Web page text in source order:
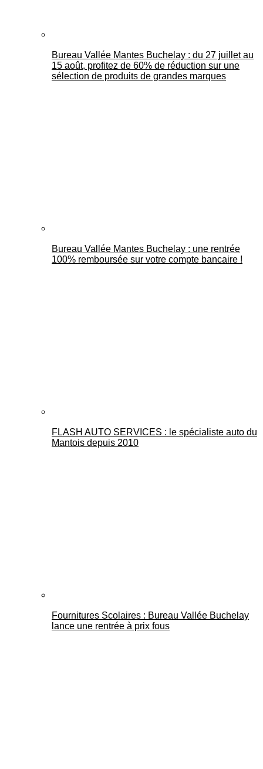
Bureau Vallée Mantes Buchelay : du 27 juillet au
15 août, profitez de 60% de réduction sur une
sélection de produits de grandes marques
Bureau Vallée Mantes Buchelay : une rentrée
100% remboursée sur votre compte bancaire !
FLASH AUTO SERVICES : le spécialiste auto du
Mantois depuis 2010
Fournitures Scolaires : Bureau Vallée Buchelay
lance une rentrée à prix fous